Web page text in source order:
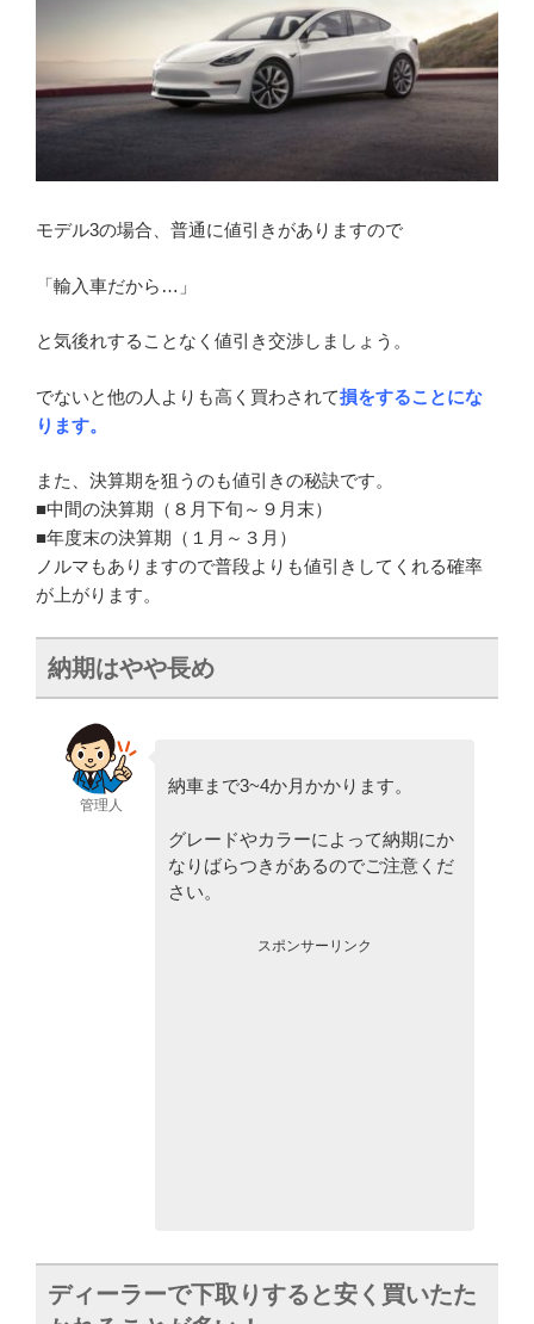
モデル3の場合、普通に値引きがありますので
「輸入車だから…」
と気後れすることなく値引き交渉しましょう。
でないと他の人よりも高く買わされて損をすることにな
ります。
また、決算期を狙うのも値引きの秘訣です。
■中間の決算期（８月下旬～９月末）
■年度末の決算期（１月～３月）
ノルマもありますので普段よりも値引きしてくれる確率
が上がります。
納期はやや長め
管理人
納車まで3~4か月かかります。
グレードやカラーによって納期にか
なりばらつきがあるのでご注意くだ
さい。
スポンサーリンク
ディーラーで下取りすると安く買いたた